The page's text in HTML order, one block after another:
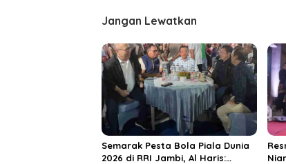
g
a
i
g
a
s
i
p
o
s
Jangan Lewatkan
Semarak Pesta Bola Piala Dunia
2026 di RRI Jambi, Al Haris: